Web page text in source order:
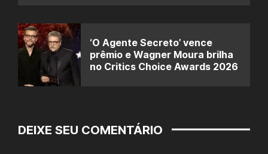
‘O Agente Secreto’ vence
prêmio e Wagner Moura brilha
no Critics Choice Awards 2026
DEIXE SEU COMENTÁRIO